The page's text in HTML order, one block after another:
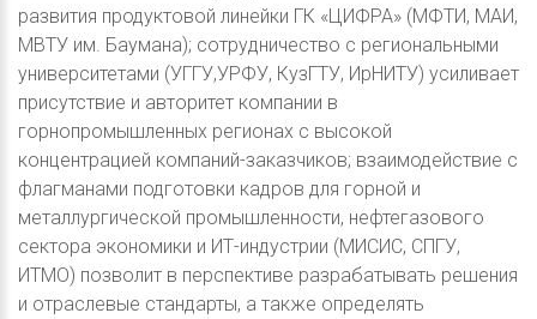
развития продуктовой линейки ГК «ЦИФРА» (МФТИ, МАИ,
МВТУ им. Баумана); сотрудничество с региональными
университетами (УГГУ,УРФУ, КузГТУ, ИрНИТУ) усиливает
присутствие и авторитет компании в
горнопромышленных регионах с высокой
концентрацией компаний-заказчиков; взаимодействие с
флагманами подготовки кадров для горной и
металлургической промышленности, нефтегазового
сектора экономики и ИТ-индустрии (МИСИС, СПГУ,
ИТМО) позволит в перспективе разрабатывать решения
и отраслевые стандарты, а также определять